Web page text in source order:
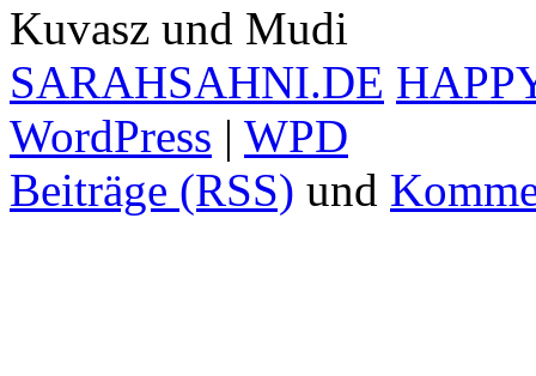
Kuvasz und Mudi
SARAHSAHNI.DE
WordPress | WPD
Beiträge (RSS) und